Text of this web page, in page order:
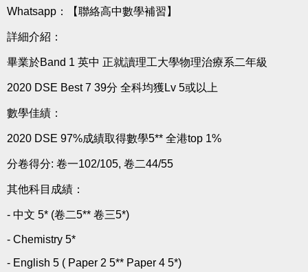
Whatsapp： 【聯絡高中數學補習】
詳細介紹：
畢業於Band 1 英中 正就讀理工大學物理治療系二年級
2020 DSE Best 7 39分 全科均獲Lv 5或以上
數學佳績：
2020 DSE 97%成績取得數學5** 全港top 1%
分卷得分: 卷一102/105, 卷二44/55
其他科目成績：
- 中文 5* (卷二5** 卷三5*)
- Chemistry 5*
- English 5 ( Paper 2 5** Paper 4 5*)